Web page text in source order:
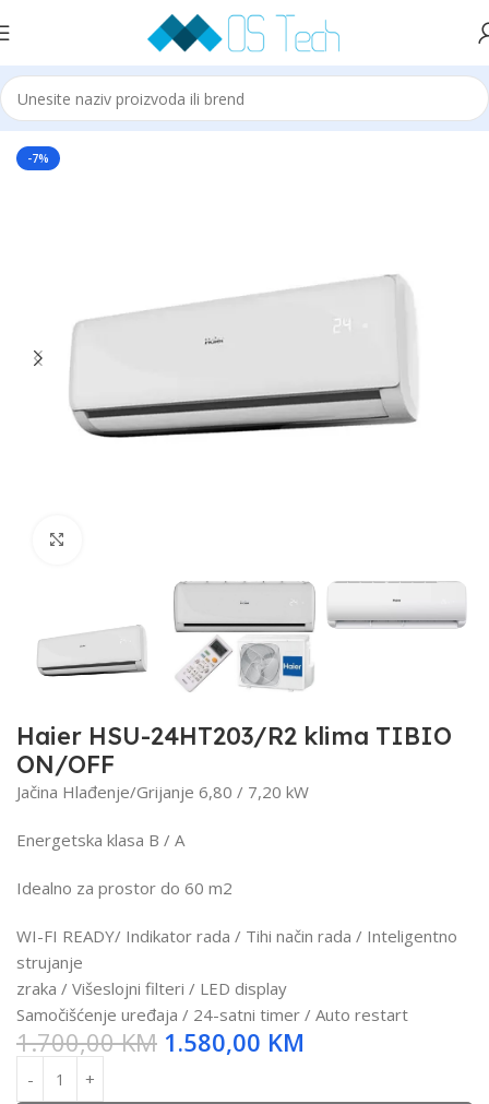
Početna Klime HAIER
-7%
Haier HSU-24HT203/R2 klima TIBIO
ON/OFF
Jačina Hlađenje/Grijanje 6,80 / 7,20 kW
Energetska klasa B / A
Idealno za prostor do 60 m2
WI-FI READY/ Indikator rada / Tihi način rada / Inteligentno
strujanje
zraka / Višeslojni filteri / LED display
Samočišćenje uređaja / 24-satni timer / Auto restart
1.700,00KM 1.580,00 KM